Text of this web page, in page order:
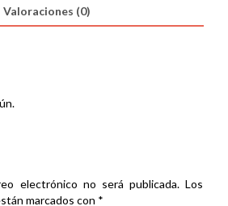
Valoraciones (0)
electrónico no será publicada. Los
marcados con *